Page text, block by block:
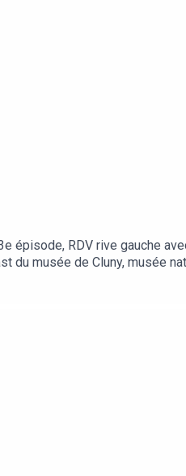
épisode, RDV rive gauche
du musée de Cluny, musée
www.musee-
vous donnons rendez-vous